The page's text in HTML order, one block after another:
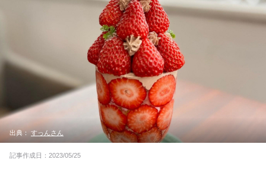
出典： すっんさん
記事作成日：2023/05/25